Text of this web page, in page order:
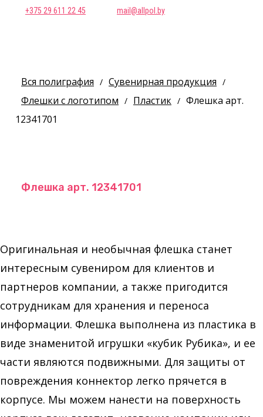
+375 29 611 22 45 mail@allpol.by
Вся полиграфия / Сувенирная продукция /
Флешки с логотипом / Пластик / Флешка арт.
12341701
Флешка арт. 12341701
Оригинальная и необычная флешка станет
интересным сувениром для клиентов и
партнеров компании, а также пригодится
сотрудникам для хранения и переноса
информации. Флешка выполнена из пластика в
виде знаменитой игрушки «кубик Рубика», и ее
части являются подвижными. Для защиты от
повреждения коннектор легко прячется в
корпусе. Мы можем нанести на поверхность